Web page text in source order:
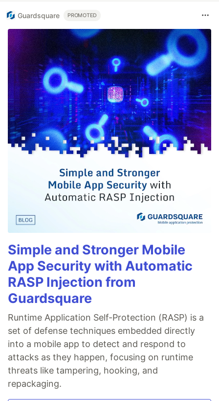
Guardsquare PROMOTED
Simple and Stronger Mobile
App Security with Automatic
RASP Injection from
Guardsquare
Runtime Application Self-Protection (RASP) is a
set of defense techniques embedded directly
into a mobile app to detect and respond to
attacks as they happen, focusing on runtime
threats like tampering, hooking, and
repackaging.